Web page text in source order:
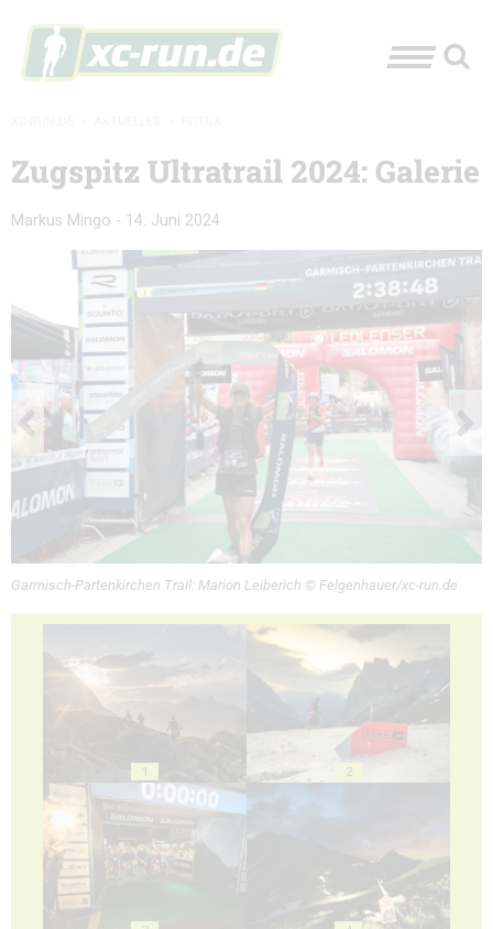
Zugspitz Ultratrail 2024: Galerie
Markus Mingo - 14. Juni 2024
Garmisch-Partenkirchen Trail: Marion Leiberich © Felgenhauer/xc-run.de
1 2